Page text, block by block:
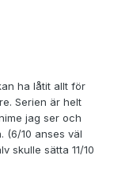
ha låtit allt för
Serien är helt
jag ser och
(6/10 anses väl
skulle sätta 11/10